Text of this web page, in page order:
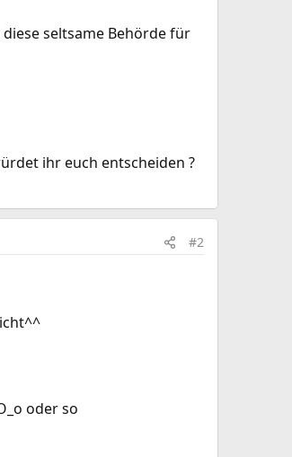
seltsame Behörde für
ihr euch entscheiden ?
#2
oder so